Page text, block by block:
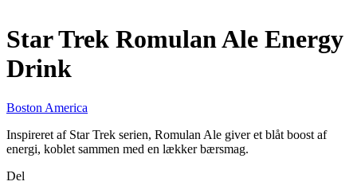
Star Trek Romulan Ale Energy
Drink
Boston America
Inspireret af Star Trek serien, Romulan Ale giver et blåt boost af
energi, koblet sammen med en lækker bærsmag.
Del